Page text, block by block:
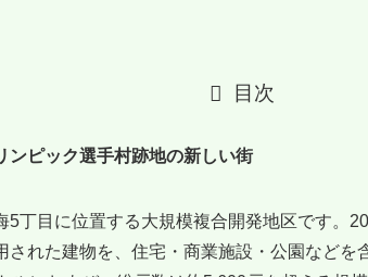
目次
ンピック選手村跡地の新しい街
5丁目に位置する大規模複合開発地区です。
れた建物を、住宅・商業施設・公園などを